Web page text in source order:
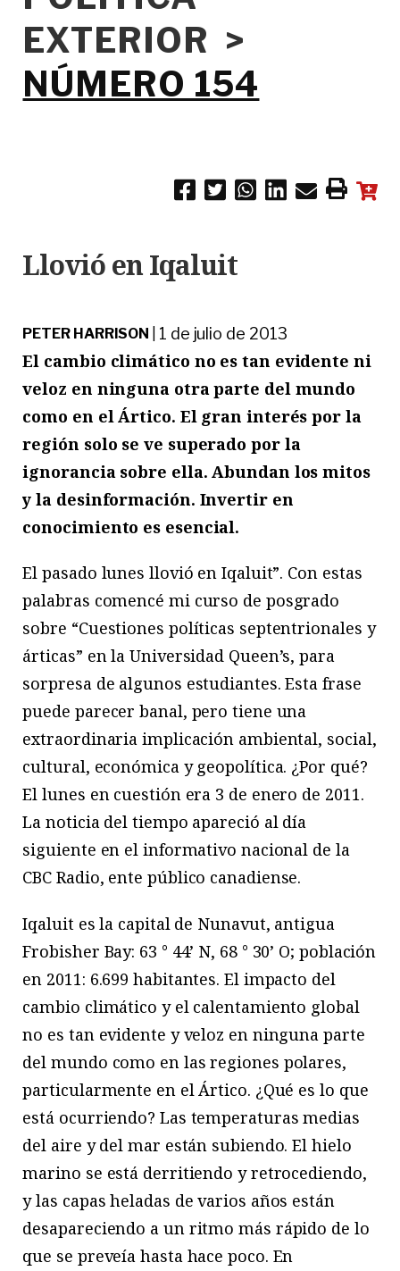
EXTERIOR >
NÚMERO 154
Llovió en Iqaluit
PETER HARRISON 1 de julio de 2013
El cambio climático no es tan evidente ni
veloz en ninguna otra parte del mundo
como en el Ártico. El gran interés por la
región solo se ve superado por la
ignorancia sobre ella. Abundan los mitos
y la desinformación. Invertir en
conocimiento es esencial.
El pasado lunes llovió en Iqaluit”. Con estas
palabras comencé mi curso de posgrado
sobre “Cuestiones políticas septentrionales y
árticas” en la Universidad Queen’s, para
sorpresa de algunos estudiantes. Esta frase
puede parecer banal, pero tiene una
extraordinaria implicación ambiental, social,
cultural, económica y geo­política. ¿Por qué?
El lunes en cuestión era 3 de enero de 2011.
La noticia del tiempo apareció al día
siguiente en el informativo nacional de la
CBC Radio, ente público canadiense.
Iqaluit es la capital de Nunavut, antigua
Frobisher Bay: 63 ° 44’ N, 68 ° 30’ O; población
en 2011: 6.699 habitantes. El impacto del
cambio climático y el calentamiento global
no es tan evidente y veloz en ninguna parte
del mundo como en las regiones polares,
particularmente en el Ártico. ¿Qué es lo que
está ocurriendo? Las temperaturas medias
del aire y del mar están subiendo. El hielo
marino se está derritiendo y retrocediendo,
y las capas heladas de varios años están
desapareciendo a un ritmo más rápido de lo
que se preveía hasta hace poco. En